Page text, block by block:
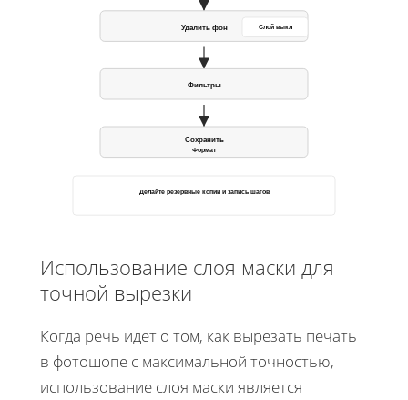
Удалить фон Слой выкл
Фильтры
Сохранить
Формат
Делайте резервные копии и запись шагов
Использование слоя маски для
точной вырезки
Когда речь идет о том, как вырезать печать
в фотошопе с максимальной точностью,
использование слоя маски является